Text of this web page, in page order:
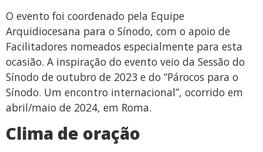
O evento foi coordenado pela Equipe
Arquidiocesana para o Sínodo, com o apoio de
Facilitadores nomeados especialmente para esta
ocasião. A inspiração do evento veio da Sessão do
Sínodo de outubro de 2023 e do “Párocos para o
Sínodo. Um encontro internacional”, ocorrido em
abril/maio de 2024, em Roma.
Clima de oração